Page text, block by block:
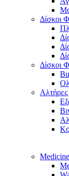
Δίσκοι
Δίσκοι